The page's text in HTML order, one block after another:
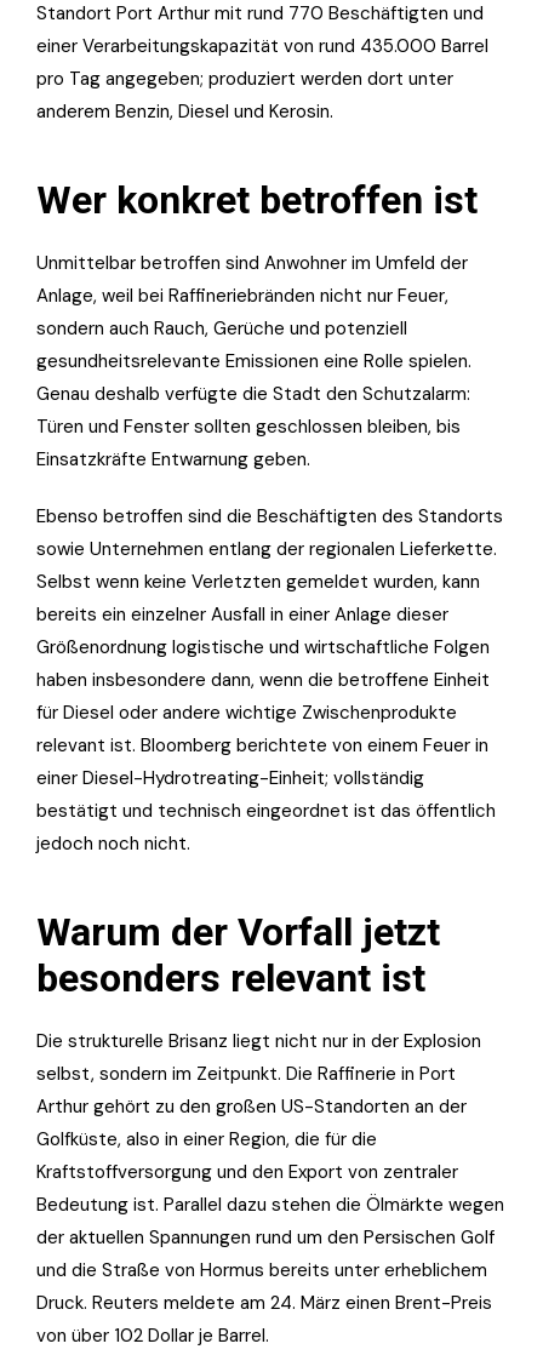
Standort Port Arthur mit rund 770 Beschäftigten und
einer Verarbeitungskapazität von rund 435.000 Barrel
pro Tag angegeben; produziert werden dort unter
anderem Benzin, Diesel und Kerosin.
Wer konkret betroffen ist
Unmittelbar betroffen sind Anwohner im Umfeld der
Anlage, weil bei Raffineriebränden nicht nur Feuer,
sondern auch Rauch, Gerüche und potenziell
gesundheitsrelevante Emissionen eine Rolle spielen.
Genau deshalb verfügte die Stadt den Schutzalarm:
Türen und Fenster sollten geschlossen bleiben, bis
Einsatzkräfte Entwarnung geben.
Ebenso betroffen sind die Beschäftigten des Standorts
sowie Unternehmen entlang der regionalen Lieferkette.
Selbst wenn keine Verletzten gemeldet wurden, kann
bereits ein einzelner Ausfall in einer Anlage dieser
Größenordnung logistische und wirtschaftliche Folgen
haben insbesondere dann, wenn die betroffene Einheit
für Diesel oder andere wichtige Zwischenprodukte
relevant ist. Bloomberg berichtete von einem Feuer in
einer Diesel-Hydrotreating-Einheit; vollständig
bestätigt und technisch eingeordnet ist das öffentlich
jedoch noch nicht.
Warum der Vorfall jetzt
besonders relevant ist
Die strukturelle Brisanz liegt nicht nur in der Explosion
selbst, sondern im Zeitpunkt. Die Raffinerie in Port
Arthur gehört zu den großen US-Standorten an der
Golfküste, also in einer Region, die für die
Kraftstoffversorgung und den Export von zentraler
Bedeutung ist. Parallel dazu stehen die Ölmärkte wegen
der aktuellen Spannungen rund um den Persischen Golf
und die Straße von Hormus bereits unter erheblichem
Druck. Reuters meldete am 24. März einen Brent-Preis
von über 102 Dollar je Barrel.